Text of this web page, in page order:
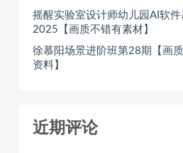
摇醒实验室设计师幼儿园AI软
2025【画质不错有素材】
徐慕阳场景进阶班第28期【画
资料】
近期评论